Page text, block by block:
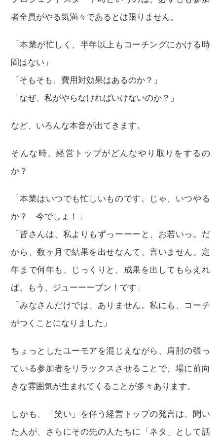
者全員がやる気満々であるとは限りません。
「本業が忙しく、半年以上もコーチングにかける時
間はない」
「そもそも、費用対効果はあるのか？」
「なぜ、私がやらなければいけないのか？」
など、いろんな本音が出てきます。
そんな時、経営トップがどんなやり取りをするの
か？
「本業はいつでも忙しいものです。じゃ、いつやる
か？ 今でしょ！」
「皆さんは、私よりもずっーーーと、お若いっ。だ
から、数ヶ月で結果を出せなんて、言いません。定
年まで何年も、じっくりと、成果を出してもらえれ
ば、もう、ジューーーブン！です」
「みなさんだけでは、ありません。私にも、コーチ
がつくことになりました」
ちょっとしたユーモアを混じえながら、肩肘の張っ
ている参加者をリラックスさせることで、場に前向
きな雰囲気が生まれてくることが多々あります。
しかも、「笑い」を伴う経営トップの発言は、聞い
た人が、さらにその先の人たちに「ネタ」として話